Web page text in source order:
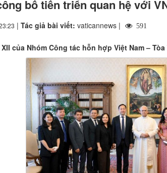
bố tiến triển quan hệ với
| Tác giả bài viết: vaticannews | 591
của Nhóm Công tác hỗn hợp Việt Nam –